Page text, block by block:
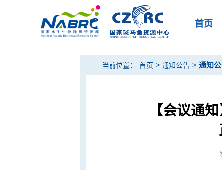
首页
当前位置： 首页 > 通知公告 > 通知
【会议通